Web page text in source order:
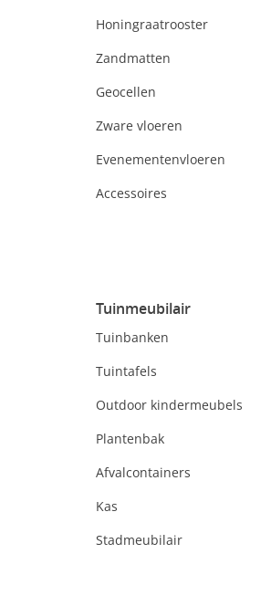
Honingraatrooster
Zandmatten
Geocellen
Zware vloeren
Evenementenvloeren
Accessoires
Tuinmeubilair
Tuinbanken
Tuintafels
Outdoor kindermeubels
Plantenbak
Afvalcontainers
Kas
Stadmeubilair